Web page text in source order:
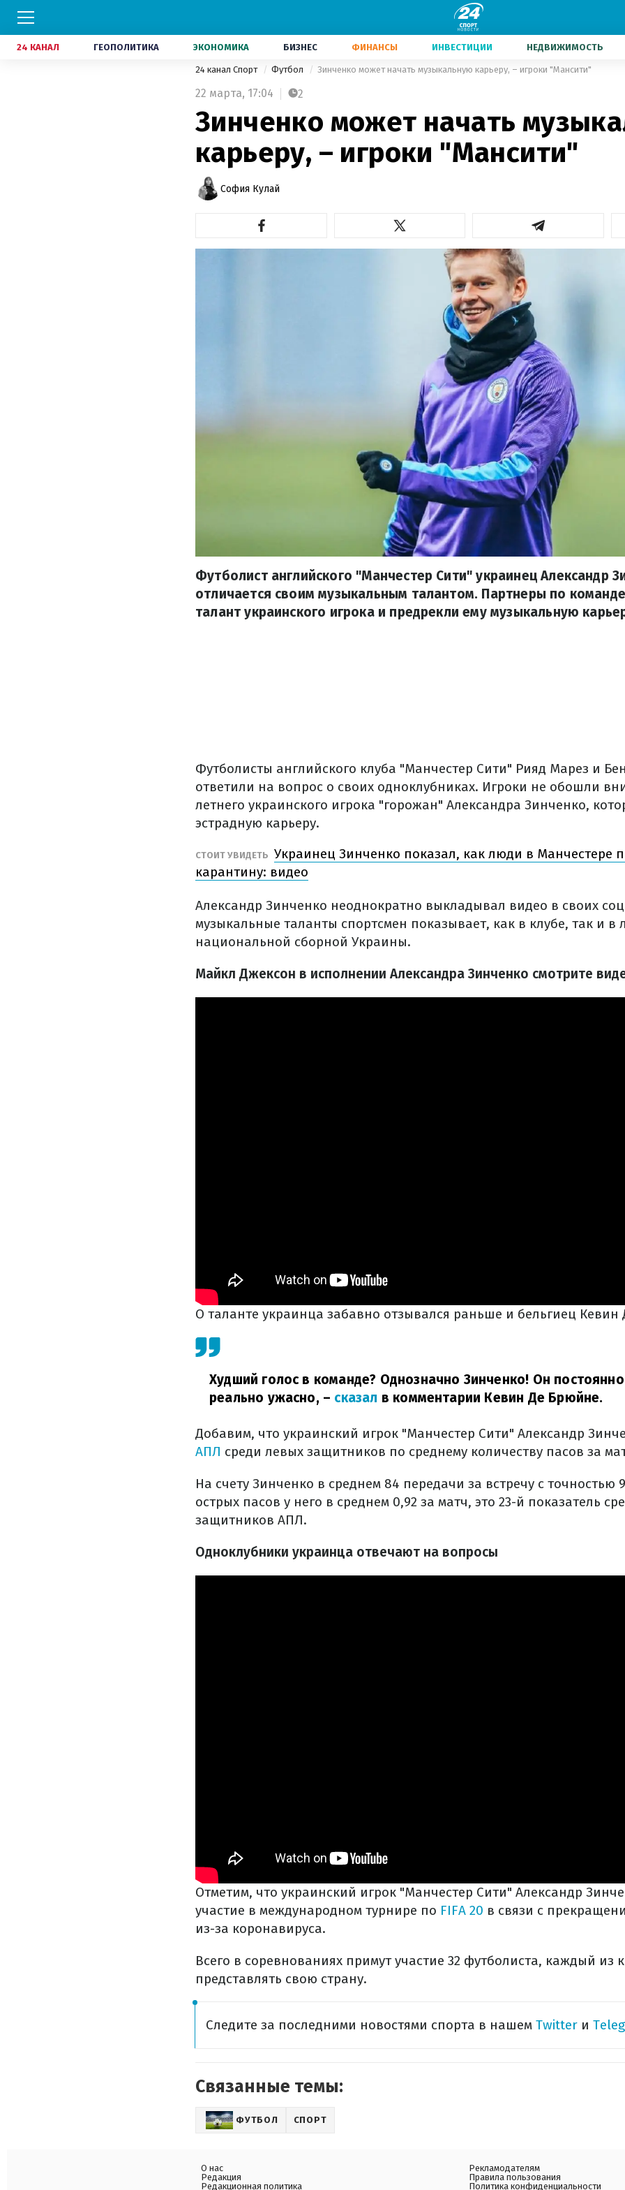
24 КАНАЛ ГЕОПОЛИТИКА ЭКОНОМИКА БИЗНЕС ФИНАНСЫ ИНВЕСТИЦИИ НЕДВИЖИМОСТЬ
24 канал Спорт Футбол Зинченко может начать музыкальную карьеру, – игроки "Мансити"
22 марта, 17:04 2
Зинченко может начать
карьеру, – игроки "Мансити"
София Кулай
Футболист английского "Манчестер Сити" украинец Александр
отличается своим музыкальным талантом. Партнеры по
талант украинского игрока и предрекли ему музыкальную
Футболисты английского клуба "Манчестер Сити" Рияд Марез и
ответили на вопрос о своих одноклубниках. Игроки не обошли
летнего украинского игрока "горожан" Александра Зинченко,
эстрадную карьеру.
СТОИТ УВИДЕТЬ Украинец Зинченко показал, как люди в Манчестере
карантину: видео
Александр Зинченко неоднократно выкладывал видео в своих
музыкальные таланты спортсмен показывает, как в клубе, так и в
национальной сборной Украины.
Майкл Джексон в исполнении Александра Зинченко смотрите
О таланте украинца забавно отзывался раньше и бельгиец
Худший голос в команде? Однозначно Зинченко! Он
реально ужасно, – сказал в комментарии Кевин Де Брюйне.
Добавим, что украинский игрок "Манчестер Сити" Александр
АПЛ среди левых защитников по среднему количеству пасов за
На счету Зинченко в среднем 84 передачи за встречу с точностью
острых пасов у него в среднем 0,92 за матч, это 23-й показатель
защитников АПЛ.
Одноклубники украинца отвечают на вопросы
Отметим, что украинский игрок "Манчестер Сити" Александр
участие в международном турнире по FIFA 20 в связи с
из-за коронавируса.
Всего в соревнованиях примут участие 32 футболиста, каждый из
представлять свою страну.
Следите за последними новостями спорта в нашем Twitter и
Связанные темы:
ФУТБОЛ СПОРТ
О нас
Редакция
Редакционная политика
Рекламодателям
Правила пользования
Политика конфиденциальности